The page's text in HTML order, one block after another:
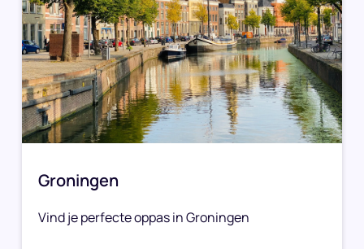
Groningen
Vind je perfecte oppas in Groningen